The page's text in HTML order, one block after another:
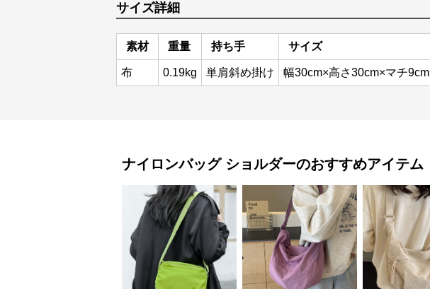
サイズ詳細
素材 重量 持ち手 サイズ
布 0.19kg 単肩斜め掛け 幅30cm×高さ30cm×マチ9cm
ナイロンバッグ ショルダーのおすすめアイテム